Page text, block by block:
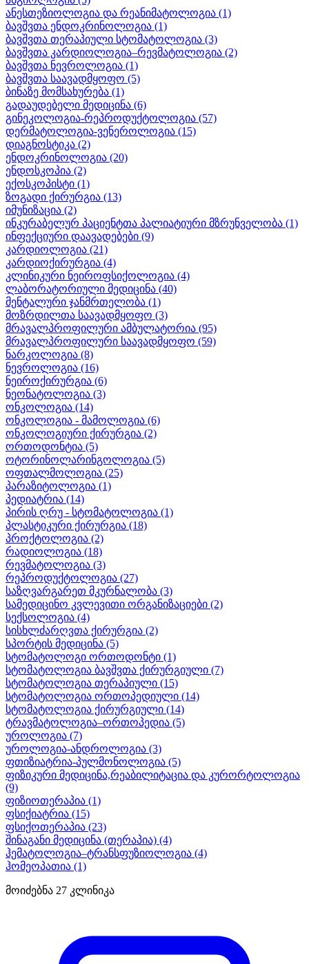
ანესთეზიოლოგია და რეანიმატოლოგია (1)
ბავშვთა ენდოკრინოლოგია (1)
ბავშვთა თერაპიული სტომატოლოგია (3)
ბავშვთა კარდიოლოგია–რევმატოლოგია (2)
ბავშვთა ნევროლოგია (1)
ბავშვთა საავადმყოფო (5)
ბინაზე მომსახურება (1)
გადაუდებელი მედიცინა (6)
გინეკოლოგია-რეპროდუქტოლოგია (57)
დერმატოლოგია-ვენეროლოგია (15)
დიაგნოსტიკა (2)
ენდოკრინოლოგია (20)
ენდოსკოპია (2)
ექოსკოპისტი (1)
ზოგადი ქირურგია (13)
იმუნიზაცია (2)
ინკურაბელურ პაციენტთა პალიატიური მზრუნველობა (1)
ინფექციური დაავადებები (9)
კარდიოლოგია (21)
კარდიოქირურგია (4)
კლინიკური ნეიროფსიქოლოგია (4)
ლაბორატორიული მედიცინა (40)
მენტალური ჯანმრთელობა (1)
მოზრდილთა საავადმყოფო (3)
მრავალპროფილური ამბულატორია (95)
მრავალპროფილური საავადმყოფო (59)
ნარკოლოგია (8)
ნევროლოგია (16)
ნეიროქირურგია (6)
ნეონატოლოგია (3)
ონკოლოგია (14)
ონკოლოგია - მამოლოგია (6)
ონკოლოგიური ქირურგია (2)
ორთოდონტია (5)
ოტორინოლარინგოლოგია (5)
ოფთალმოლოგია (25)
პარაზიტოლოგია (1)
პედიატრია (14)
პირის ღრუ - სტომატოლოგია (1)
პლასტიკური ქირურგია (18)
პროქტოლოგია (2)
რადიოლოგია (18)
რევმატოლოგია (3)
რეპროდუქტოლოგია (27)
საზღვარგარეთ მკურნალობა (3)
სამედიცინო კვლევითი ორგანიზაციები (2)
სექსოლოგია (4)
სისხლძარღვთა ქირურგია (2)
სპორტის მედიცინა (5)
სტომატოლოგი ორთოდონტი (1)
სტომატოლოგია ბავშვთა ქირურგიული (7)
სტომატოლოგია თერაპიული (15)
სტომატოლოგია ორთოპედიული (14)
სტომატოლოგია ქირურგიული (14)
ტრავმატოლოგია–ორთოპედია (5)
უროლოგია (7)
უროლოგია-ანდროლოგია (3)
ფთიზიატრია-პულმონოლოგია (5)
ფიზიკური მედიცინა,რეაბილიტაცია და კურორტოლოგია
(9)
ფიზიოთერაპია (1)
ფსიქიატრია (15)
ფსიქოთერაპია (23)
შინაგანი მედიცინა (თერაპია) (4)
ჰემატოლოგია–ტრანსფუზიოლოგია (4)
ჰომეოპათია (1)
მოიძებნა 27 კლინიკა